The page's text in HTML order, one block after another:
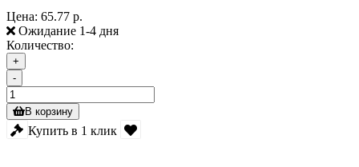
Цена: 65.77 р.
Ожидание 1-4 дня
Количество:
+
-
В корзину
Купить в 1 клик